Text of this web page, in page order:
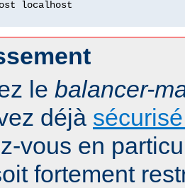
le balancer-
déjà
vous en
fortement